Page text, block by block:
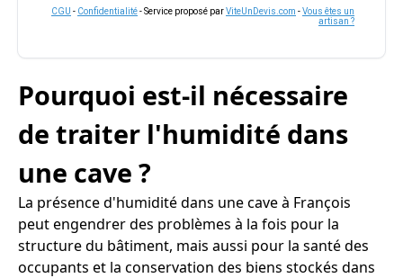
CGU - Confidentialité- Service proposé parViteUnDevis.com -Vous êtes un
artisan ?
Pourquoi est-il nécessaire
de traiter l'humidité dans
une cave ?
La présence d'humidité dans une cave à François
peut engendrer des problèmes à la fois pour la
structure du bâtiment, mais aussi pour la santé des
occupants et la conservation des biens stockés dans